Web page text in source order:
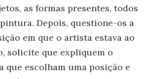
as formas presentes, todos
Depois, questione-os a
em que o artista estava ao
solicite que expliquem o
que escolham uma posição e